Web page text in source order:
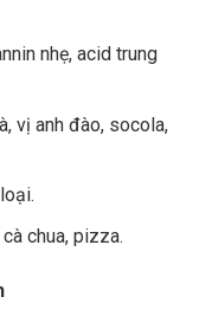
nhẹ, acid trung
vị anh đào, socola,
chua, pizza.